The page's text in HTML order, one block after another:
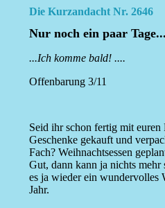
Die Kurzandacht Nr. 2646
Nur noch ein paar Tage...
...Ich komme bald! ....
Offenbarung 3/11
Seid ihr schon fertig mit
Geschenke gekauft und
Fach? Weihnachtsessen
Gut, dann kann ja nichts
es ja wieder ein wundervolles
Jahr.